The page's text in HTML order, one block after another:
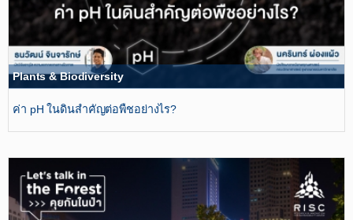
Plants & Biodiversity
ค่า pH ในดินสำคัญต่อพืชอย่างไร?​